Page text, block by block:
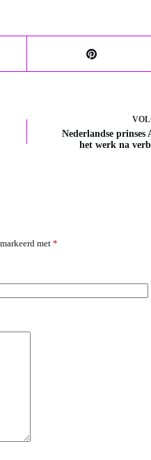
Nederlandse prinses
het werk na
met *